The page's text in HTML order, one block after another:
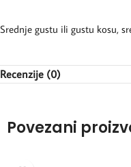
Srednje gustu ili gustu kosu,
Recenzije (0)
Povezani